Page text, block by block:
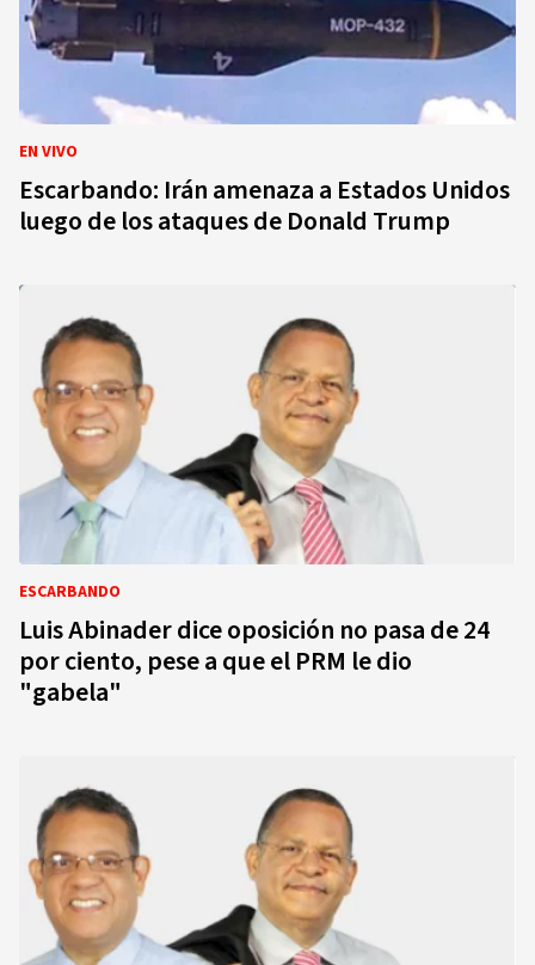
EN VIVO
Escarbando: Irán amenaza a Estados Unidos
luego de los ataques de Donald Trump
ESCARBANDO
Luis Abinader dice oposición no pasa de 24
por ciento, pese a que el PRM le dio
"gabela"